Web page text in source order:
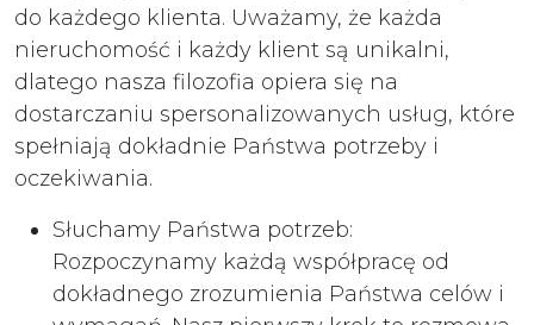
do każdego klienta. Uważamy, że każda
nieruchomość i każdy klient są unikalni,
dlatego nasza filozofia opiera się na
dostarczaniu spersonalizowanych usług, które
spełniają dokładnie Państwa potrzeby i
oczekiwania.
Słuchamy Państwa potrzeb:
Rozpoczynamy każdą współpracę od
dokładnego zrozumienia Państwa celów i